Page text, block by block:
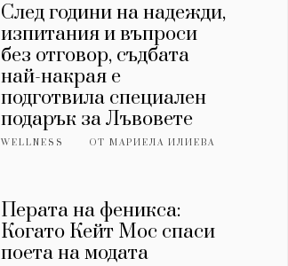
След години на надежди,
изпитания и въпроси
без отговор, съдбата
най-накрая е
подготвила специален
подарък за Лъвовете
WELLNESS ОТМАРИЕЛА ИЛИЕВА
Перата на феникса:
Когато Кейт Мос спаси
поета на модата